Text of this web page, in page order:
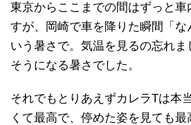
東京からここまでの間はずっと
すが、岡崎で車を降りた瞬間「な
いう暑さで。気温を見るの忘れ
そうになる暑さでした。
それでもとりあえずカレラTは本
くて最高で、停めた姿を見ても